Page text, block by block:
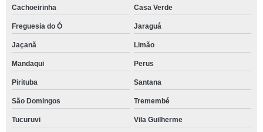
Cachoeirinha Casa Verde
Freguesia do Ó Jaraguá
Jaçanã Limão
Mandaqui Perus
Pirituba Santana
São Domingos Tremembé
Tucuruvi Vila Guilherme